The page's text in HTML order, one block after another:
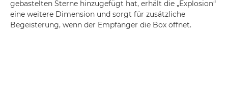
gebastelten Sterne hinzugefügt hat, erhält die „Explosion“
eine weitere Dimension und sorgt für zusätzliche
Begeisterung, wenn der Empfänger die Box öffnet.